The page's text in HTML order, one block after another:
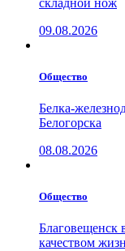
09.08.2026
Общество
Белка-
Белогорска
08.08.2026
Общество
Благовещенск
качеством